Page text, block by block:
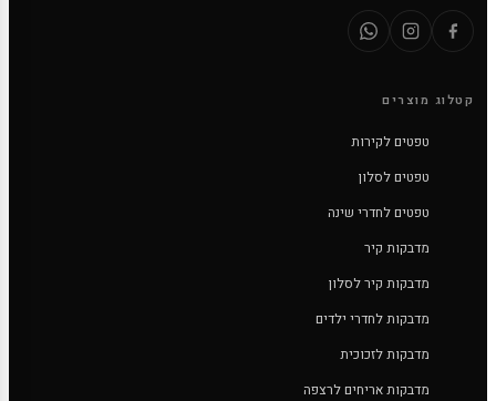
קטלוג מוצרים
טפטים לקירות
טפטים לסלון
טפטים לחדרי שינה
מדבקות קיר
מדבקות קיר לסלון
מדבקות לחדרי ילדים
מדבקות לזכוכית
מדבקות אריחים לרצפה